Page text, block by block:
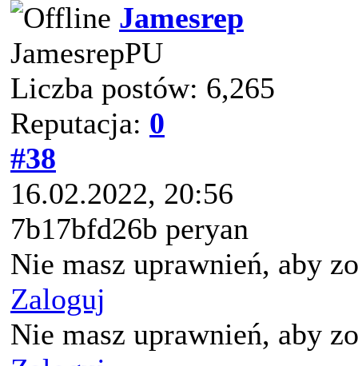
Jamesrep
JamesrepPU
Liczba postów: 6,265
Reputacja: 0
#38
16.02.2022, 20:56
7b17bfd26b peryan
Nie masz uprawnień, aby
Zaloguj
Nie masz uprawnień, aby